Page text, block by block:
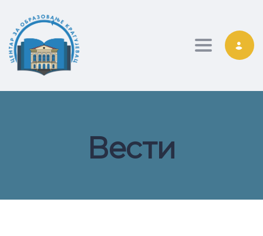
Toggle
Вести